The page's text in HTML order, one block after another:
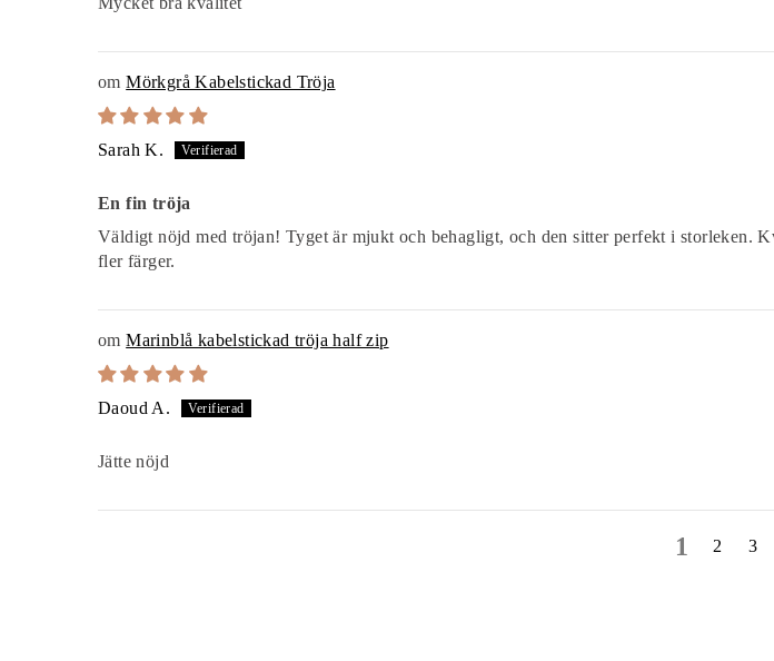
Mörkgrå Kabelstickad Tröja
Sarah K.
En fin tröja
Väldigt nöjd med tröjan! Tyget är mjukt och behagligt, och den sitter perfekt i storleken.
fler färger.
Marinblå kabelstickad tröja half zip
Daoud A.
Jätte nöjd
1 2 3